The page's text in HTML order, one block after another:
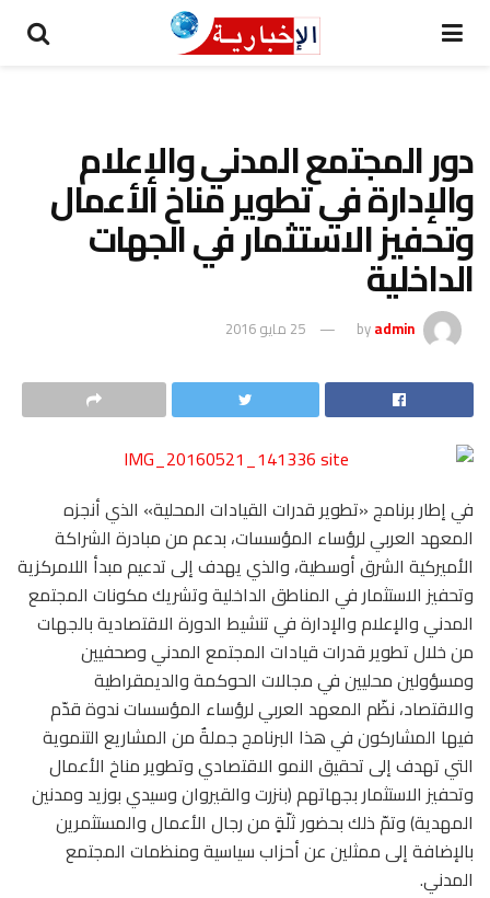
دور المجتمع المدني والإعلام
والإدارة في تطوير مناخ الأعمال
وتحفيز الاستثمار في الجهات
الداخلية
byadmin 25 مايو 2016
في إطار برنامج «تطوير قدرات القيادات المحلية» الذي أنجزه
المعهد العربي لرؤساء المؤسسات، بدعم من مبادرة الشراكة
الأميركية الشرق أوسطية، والذي يهدف إلى تدعيم مبدأ اللامركزية
وتحفيز الاستثمار في المناطق الداخلية وتشريك مكونات المجتمع
المدني والإعلام والإدارة في تنشيط الدورة الاقتصادية بالجهات
من خلال تطوير قدرات قيادات المجتمع المدني وصحفيين
ومسؤولين محليين في مجالات الحوكمة والديمقراطية
والاقتصاد، نظّم المعهد العربي لرؤساء المؤسسات ندوة قدّم
فيها المشاركون في هذا البرنامج جملةٌ من المشاريع التنموية
التي تهدف إلى تحقيق النمو الاقتصادي وتطوير مناخ الأعمال
وتحفيز الاستثمار بجهاتهم (بنزرت والقيروان وسيدي بوزيد ومدنين
المهدية) وتمّ ذلك بحضور ثلّةٍ من رجال الأعمال والمستثمرين
بالإضافة إلى ممثلين عن أحزاب سياسية ومنظمات المجتمع
المدني.